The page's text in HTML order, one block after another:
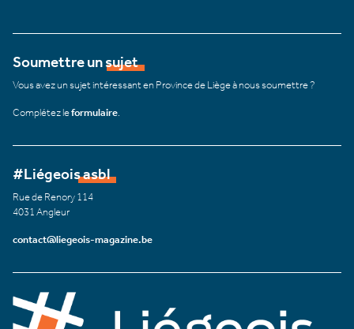
Soumettre un sujet
Vous avez un sujet intéressant en Province de Liège à nous soumettre ?
Complétez leformulaire
#Liégeois asbl
Rue de Renory 114
4031 Angleur
contact@liegeois-magazine.be